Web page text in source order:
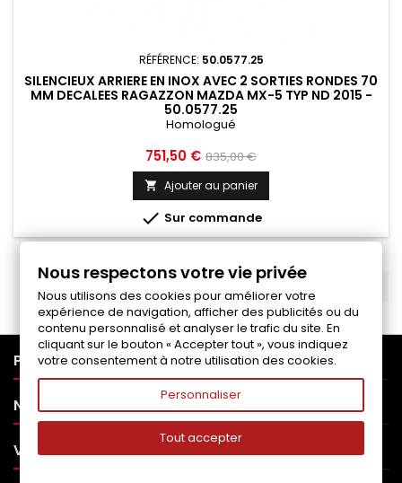
RÉFÉRENCE: 50.0577.25
SILENCIEUX ARRIERE EN INOX AVEC 2 SORTIES RONDES 70
MM DECALEES RAGAZZON MAZDA MX-5 TYP ND 2015 -
50.0577.25
Homologué
Prix
751,50 € Prix
de
base
835,00 €
 Ajouter au panier
 Sur commande
PRODUITS
NOTRE SOCIÉTÉ
VOTRE COMPTE 
Nous respectons votre vie privée
Nous utilisons des cookies pour améliorer votre
expérience de navigation, afficher des publicités ou du
contenu personnalisé et analyser le trafic du site. En
cliquant sur le bouton « Accepter tout », vous indiquez
votre consentement à notre utilisation des cookies.
Personnaliser
Tout accepter